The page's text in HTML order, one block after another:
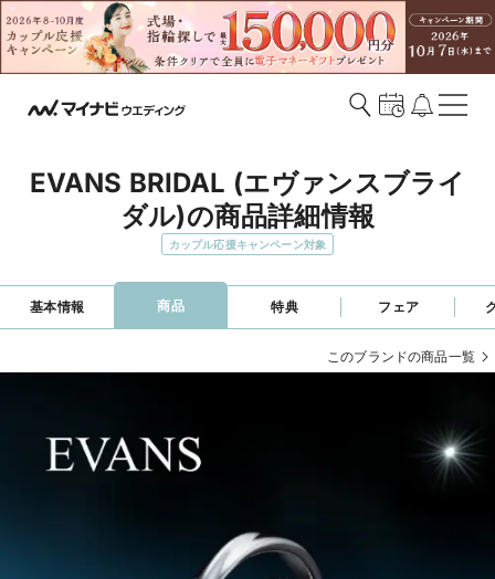
EVANS BRIDAL (エヴァンスブライ
ダル)の商品詳細情報
カップル応援キャンペーン対象
基本情報 商品 特典 フェア
このブランドの商品一覧